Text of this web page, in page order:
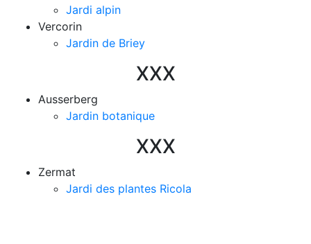
Jardi alpin
Vercorin
Jardin de Briey
XXX
Ausserberg
Jardin botanique
XXX
Zermat
Jardi des plantes Ricola